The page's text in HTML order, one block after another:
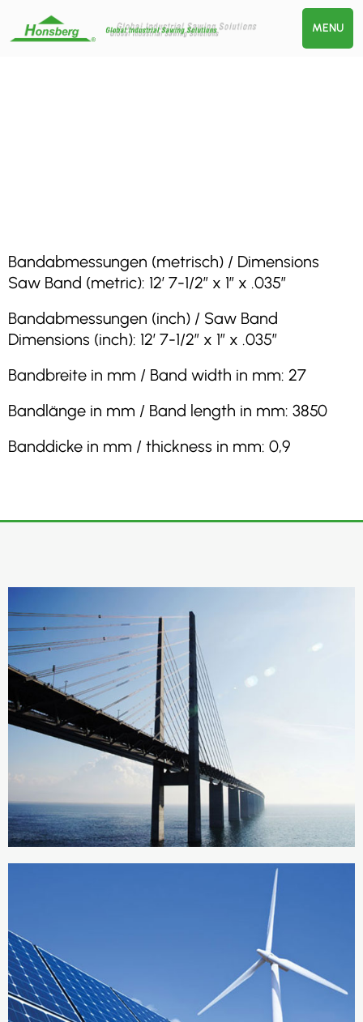
MENU
Bandabmessungen (metrisch) / Dimensions
Saw Band (metric): 12′ 7-1/2″ x 1″ x .035″
Bandabmessungen (inch) / Saw Band
Dimensions (inch): 12′ 7-1/2″ x 1″ x .035″
Bandbreite in mm / Band width in mm: 27
Bandlänge in mm / Band length in mm: 3850
Banddicke in mm / thickness in mm: 0,9